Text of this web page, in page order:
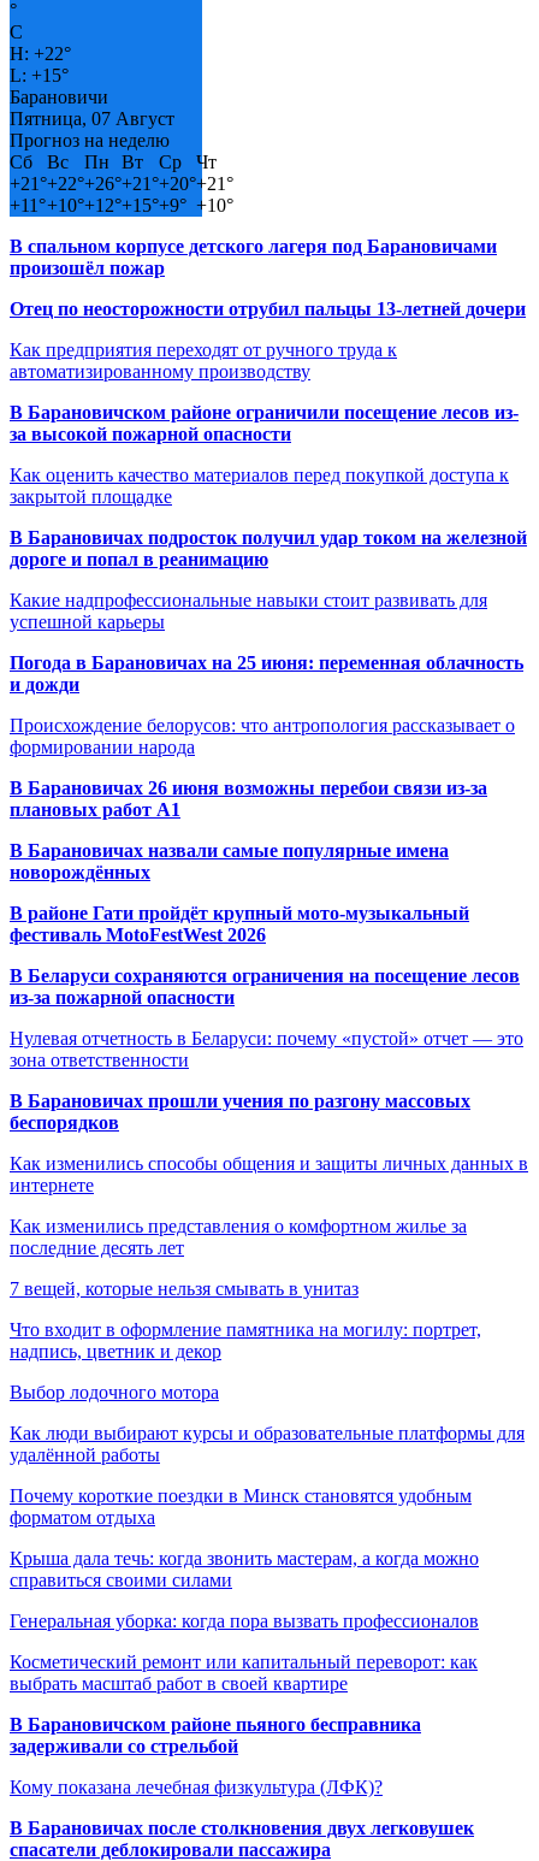
°
C
H: +22°
L: +15°
Барановичи
Пятница, 07 Август
Прогноз на неделю
Сб
Вс Пн Вт Ср
Чт
+21°+22°+26°+21°+20°+21°
+11°+10°+12°+15°+9° +10°
В спальном корпусе детского лагеря под Барановичами
произошёл пожар
Отец по неосторожности отрубил пальцы 13-летней дочери
Как предприятия переходят от ручного труда к
автоматизированному производству
В Барановичском районе ограничили посещение лесов из-
за высокой пожарной опасности
Как оценить качество материалов перед покупкой доступа к
закрытой площадке
В Барановичах подросток получил удар током на железной
дороге и попал в реанимацию
Какие надпрофессиональные навыки стоит развивать для
успешной карьеры
Погода в Барановичах на 25 июня: переменная облачность
и дожди
Происхождение белорусов: что антропология рассказывает о
формировании народа
В Барановичах 26 июня возможны перебои связи из-за
плановых работ A1
В Барановичах назвали самые популярные имена
новорождённых
В районе Гати пройдёт крупный мото-музыкальный
фестиваль MotoFestWest 2026
В Беларуси сохраняются ограничения на посещение лесов
из-за пожарной опасности
Нулевая отчетность в Беларуси: почему «пустой» отчет — это
зона ответственности
В Барановичах прошли учения по разгону массовых
беспорядков
Как изменились способы общения и защиты личных данных в
интернете
Как изменились представления о комфортном жилье за
последние десять лет
7 вещей, которые нельзя смывать в унитаз
Что входит в оформление памятника на могилу: портрет,
надпись, цветник и декор
Выбор лодочного мотора
Как люди выбирают курсы и образовательные платформы для
удалённой работы
Почему короткие поездки в Минск становятся удобным
форматом отдыха
Крыша дала течь: когда звонить мастерам, а когда можно
справиться своими силами
Генеральная уборка: когда пора вызвать профессионалов
Косметический ремонт или капитальный переворот: как
выбрать масштаб работ в своей квартире
В Барановичском районе пьяного бесправника
задерживали со стрельбой
Кому показана лечебная физкультура (ЛФК)?
В Барановичах после столкновения двух легковушек
спасатели деблокировали пассажира